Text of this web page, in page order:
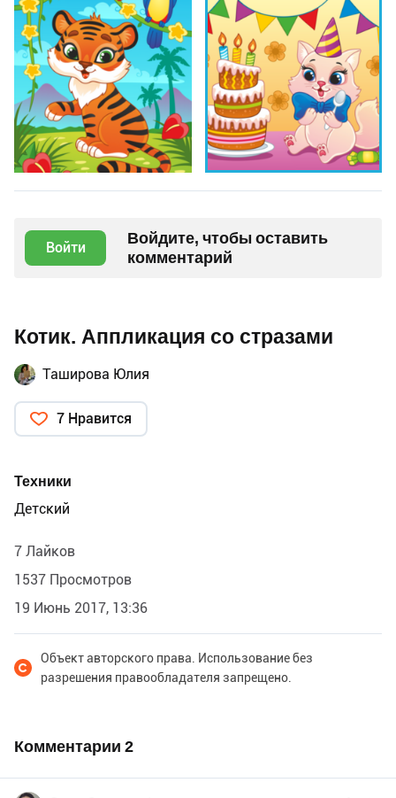
Войти
Войдите, чтобы оставить
комментарий
Котик. Аппликация со стразами
Таширова Юлия
7 Нравится
Техники
Детский
7 Лайков
1537 Просмотров
19 Июнь 2017, 13:36
Объект авторского права. Использование без
разрешения правообладателя запрещено.
Комментарии 2